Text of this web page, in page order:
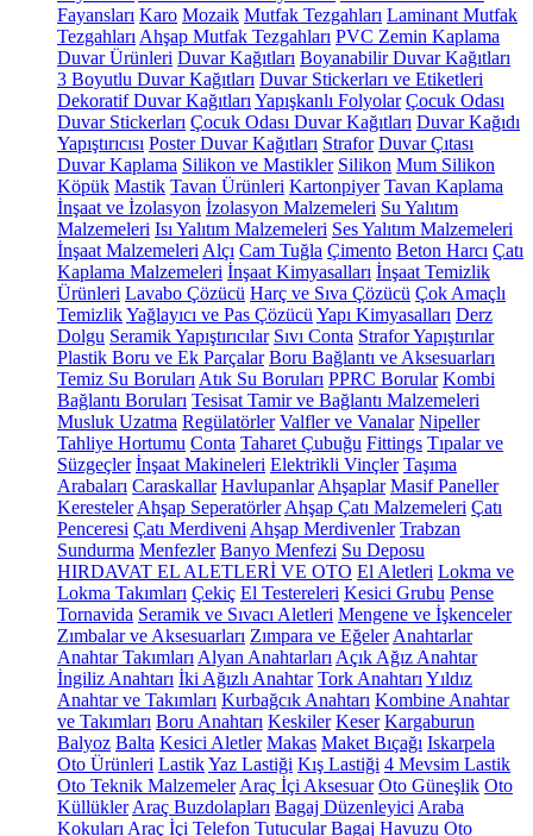
Fayansları Karo Mozaik Mutfak Tezgahları Laminant Mutfak
Tezgahları Ahşap Mutfak Tezgahları PVC Zemin Kaplama
Duvar Ürünleri Duvar Kağıtları Boyanabilir Duvar Kağıtları
3 Boyutlu Duvar Kağıtları Duvar Stickerları ve Etiketleri
Dekoratif Duvar Kağıtları Yapışkanlı Folyolar Çocuk Odası
Duvar Stickerları Çocuk Odası Duvar Kağıtları Duvar Kağıdı
Yapıştırıcısı Poster Duvar Kağıtları Strafor Duvar Çıtası
Duvar Kaplama Silikon ve Mastikler Silikon Mum Silikon
Köpük Mastik Tavan Ürünleri Kartonpiyer Tavan Kaplama
İnşaat ve İzolasyon İzolasyon Malzemeleri Su Yalıtım
Malzemeleri Isı Yalıtım Malzemeleri Ses Yalıtım Malzemeleri
İnşaat Malzemeleri Alçı Cam Tuğla Çimento Beton Harcı Çatı
Kaplama Malzemeleri İnşaat Kimyasalları İnşaat Temizlik
Ürünleri Lavabo Çözücü Harç ve Sıva Çözücü Çok Amaçlı
TemizlikYağlayıcı ve Pas Çözücü Yapı Kimyasalları Derz
Dolgu Seramik Yapıştırıcılar Sıvı Conta Strafor Yapıştırılar
Plastik Boru ve Ek Parçalar Boru Bağlantı ve Aksesuarları
Temiz Su Boruları Atık Su Boruları PPRC Borular Kombi
Bağlantı Boruları Tesisat Tamir ve Bağlantı Malzemeleri
Musluk Uzatma Regülatörler Valfler ve Vanalar Nipeller
Tahliye Hortumu Conta Taharet Çubuğu Fittings Tıpalar ve
Süzgeçler İnşaat Makineleri Elektrikli Vinçler Taşıma
Arabaları Caraskallar Havlupanlar Ahşaplar Masif Paneller
Keresteler Ahşap Seperatörler Ahşap Çatı Malzemeleri Çatı
Penceresi Çatı Merdiveni Ahşap Merdivenler Trabzan
Sundurma Menfezler Banyo Menfezi Su Deposu
HIRDAVAT EL ALETLERİ VE OTO El Aletleri Lokma ve
Lokma Takımları Çekiç El Testereleri Kesici Grubu Pense
Tornavida Seramik ve Sıvacı Aletleri Mengene ve İşkenceler
Zımbalar ve Aksesuarları Zımpara ve Eğeler Anahtarlar
Anahtar Takımları Alyan Anahtarları Açık Ağız Anahtar
İngiliz Anahtarı İki Ağızlı Anahtar Tork Anahtarı Yıldız
Anahtar ve Takımları Kurbağcık Anahtarı Kombine Anahtar
ve Takımları Boru Anahtarı Keskiler Keser Kargaburun
Balyoz Balta Kesici Aletler Makas Maket Bıçağı Iskarpela
Oto Ürünleri LastikYaz Lastiği Kış Lastiği 4 Mevsim Lastik
Oto Teknik Malzemeler Araç İçi Aksesuar Oto Güneşlik Oto
Küllükler Araç Buzdolapları Bagaj Düzenleyici Araba
Kokuları Araç İçi Telefon Tutucular Bagaj Havuzu Oto